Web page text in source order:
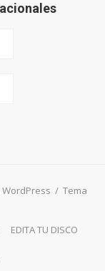
WordPress / Tema
EDITA TU DISCO